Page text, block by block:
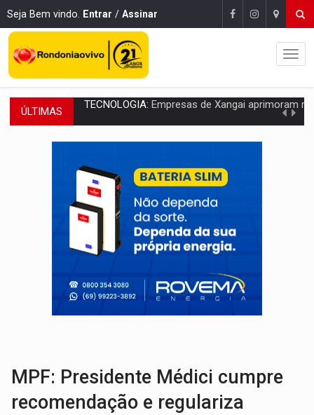
Seja Bem vindo. Entrar / Assinar
ÚLTIMAS PROTEGE A TERRA: China descobre como explodir asteroide com bomba
VÍDEO:Motociclista morre após bater na traseira de
PARECE UM NUGGET:Essa receita com frango virou o meu
EMPREENDEDORISMO: 7 negócios que podem começar com pouco dinheiro e
GIGANTE DA AMÉRICA: Brasil reúne dimensão continental e posição
INDEPENDÊNCIA:10 dicas importantes para quem quer
VARCENA: Cientistas descobrem nova espécie de rã em florestas
MPF: Presidente Médici cumpre
recomendação e regulariza